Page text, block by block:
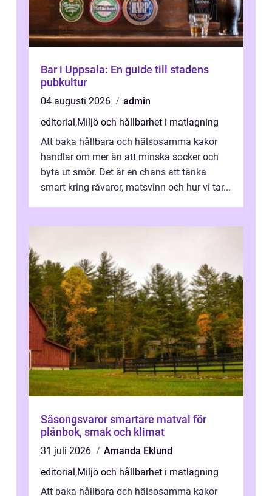
Bar i Uppsala: En guide till stadens
pubkultur
04 augusti 2026
admin
editorial,Miljö och hållbarhet i matlagning
Att baka hållbara och hälsosamma kakor
handlar om mer än att minska socker och
byta ut smör. Det är en chans att tänka
smart kring råvaror, matsvinn och hur vi tar...
Säsongsvaror smartare matval för
plånbok, smak och klimat
31 juli 2026
Amanda Eklund
editorial,Miljö och hållbarhet i matlagning
Att baka hållbara och hälsosamma kakor